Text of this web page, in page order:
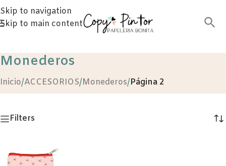
Skip to navigation
Skip to main content
Monederos
Inicio/ACCESORIOS/Monederos/Página 2
Filters